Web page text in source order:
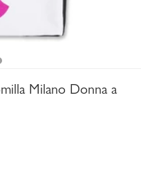
Milano Donna a